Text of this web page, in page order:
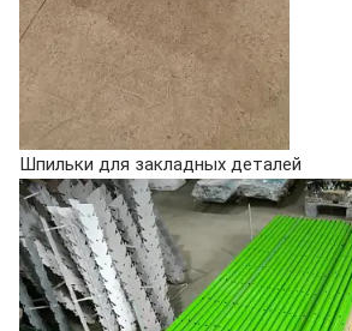
Шпильки для закладных деталей